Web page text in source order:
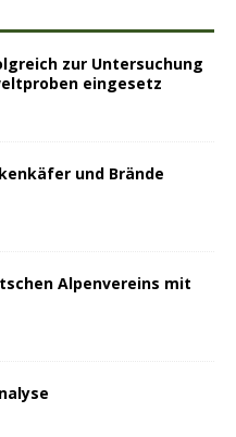
zur Untersuchung
eingesetz
und Brände
Alpenvereins mit